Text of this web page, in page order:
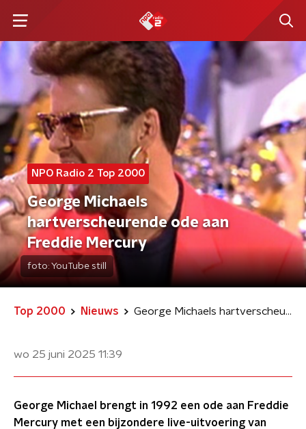
NPO Radio 2 Top 2000
George Michaels
hartverscheurende ode aan
Freddie Mercury
foto: YouTube still
Top 2000 Nieuws George Michaels hartverscheurende ode aan Freddie Mercury
wo 25 juni 2025 11:39
George Michael brengt in 1992 een ode aan Freddie
Mercury met een bijzondere live-uitvoering van